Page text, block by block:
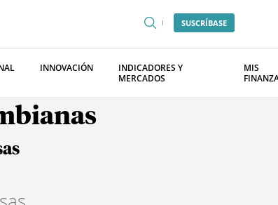
SUSCRÍBASE
INNOVACIÓN
INDICADORES Y
MERCADOS
MIS